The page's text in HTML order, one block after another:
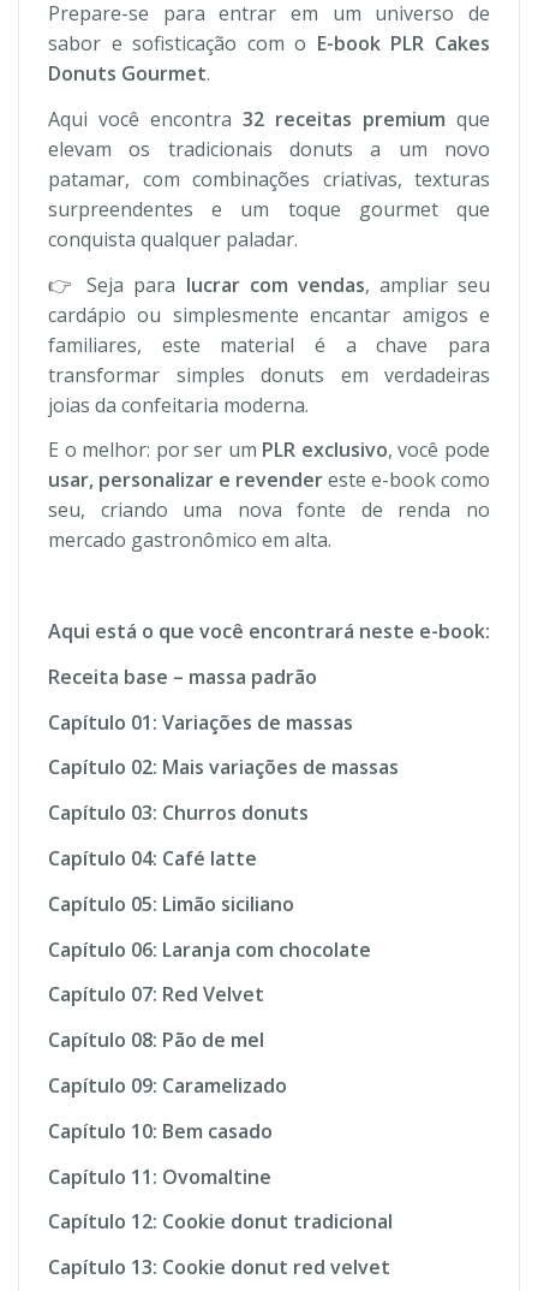
Prepare-se para entrar em um universo de
sabor e sofisticação com o E-book PLR Cakes
Donuts Gourmet.
Aqui você encontra 32 receitas premium que
elevam os tradicionais donuts a um novo
patamar, com combinações criativas, texturas
surpreendentes e um toque gourmet que
conquista qualquer paladar.
👉 Seja para lucrar com vendas, ampliar seu
cardápio ou simplesmente encantar amigos e
familiares, este material é a chave para
transformar simples donuts em verdadeiras
joias da confeitaria moderna.
E o melhor: por ser um PLR exclusivo, você pode
usar, personalizar e revendereste e-book como
seu, criando uma nova fonte de renda no
mercado gastronômico em alta.
Aqui está o que você encontrará neste e-book:
Receita base – massa padrão
Capítulo 01: Variações de massas
Capítulo 02: Mais variações de massas
Capítulo 03: Churros donuts
Capítulo 04: Café latte
Capítulo 05: Limão siciliano
Capítulo 06: Laranja com chocolate
Capítulo 07: Red Velvet
Capítulo 08: Pão de mel
Capítulo 09: Caramelizado
Capítulo 10: Bem casado
Capítulo 11: Ovomaltine
Capítulo 12: Cookie donut tradicional
Capítulo 13: Cookie donut red velvet